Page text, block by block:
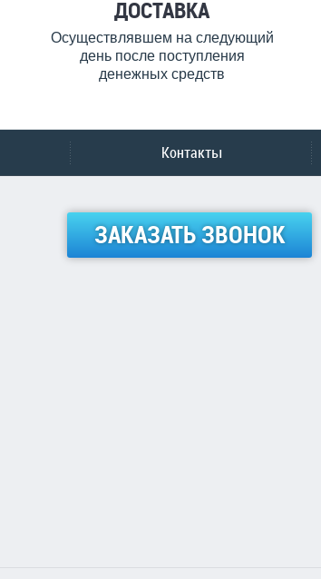
ДОСТАВКА
Осуществлявшем на следующий
день после поступления
денежных средств
Контакты
ЗАКАЗАТЬ ЗВОНОК